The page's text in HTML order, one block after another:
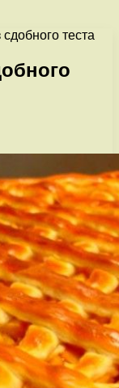
теста